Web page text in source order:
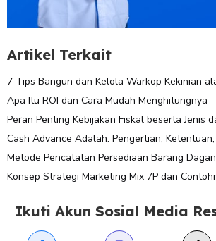
Artikel Terkait
7 Tips Bangun dan Kelola Warkop Kekinian
Apa Itu ROI dan Cara Mudah Menghitungnya
Peran Penting Kebijakan Fiskal beserta Jenis
Cash Advance Adalah: Pengertian,
Metode Pencatatan Persediaan Barang
Konsep Strategi Marketing Mix 7P dan
Ikuti Akun Sosial Media